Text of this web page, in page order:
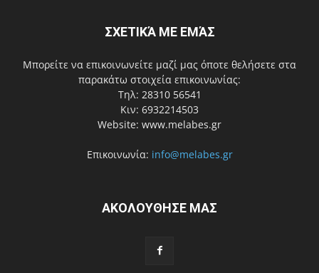
ΣΧΕΤΙΚΆ ΜΕ ΕΜΆΣ
Μπορείτε να επικοινωνείτε μαζί μας όποτε θελήσετε στα
παρακάτω στοιχεία επικοινωνίας:
Τηλ: 28310 56541
Κιν: 6932214503
Website: www.melabes.gr
Επικοινωνία: info@melabes.gr
ΑΚΟΛΟΥΘΗΣΕ ΜΑΣ